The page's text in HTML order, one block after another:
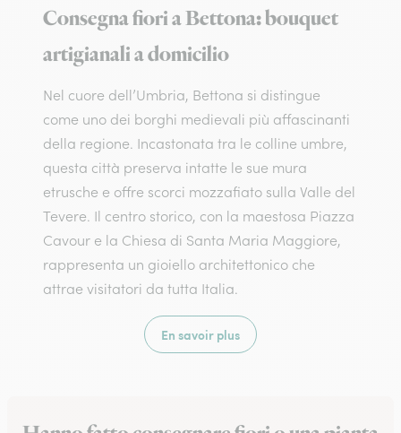
Consegna fiori a Bettona: bouquet
artigianali a domicilio
Nel cuore dell’Umbria, Bettona si distingue
come uno dei borghi medievali più affascinanti
della regione. Incastonata tra le colline umbre,
questa città preserva intatte le sue mura
etrusche e offre scorci mozzafiato sulla Valle del
Tevere. Il centro storico, con la maestosa Piazza
Cavour e la Chiesa di Santa Maria Maggiore,
rappresenta un gioiello architettonico che
attrae visitatori da tutta Italia.
En savoir plus